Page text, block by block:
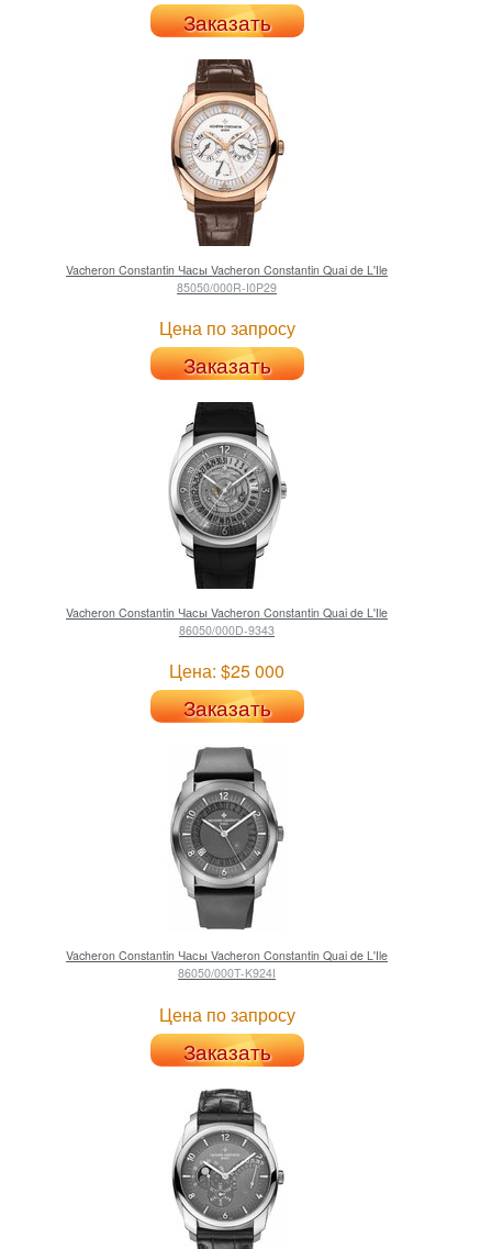
Заказать
Vacheron Constantin Часы Vacheron Constantin Quai de L'Ile
85050/000R-I0P29
Цена по запросу
Заказать
Vacheron Constantin Часы Vacheron Constantin Quai de L'Ile
86050/000D-9343
Цена: $25 000
Заказать
Vacheron Constantin Часы Vacheron Constantin Quai de L'Ile
86050/000T-K924I
Цена по запросу
Заказать